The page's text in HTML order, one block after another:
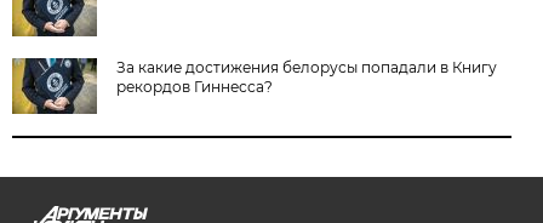
За какие достижения белорусы попадали в Книгу
рекордов Гиннесса?